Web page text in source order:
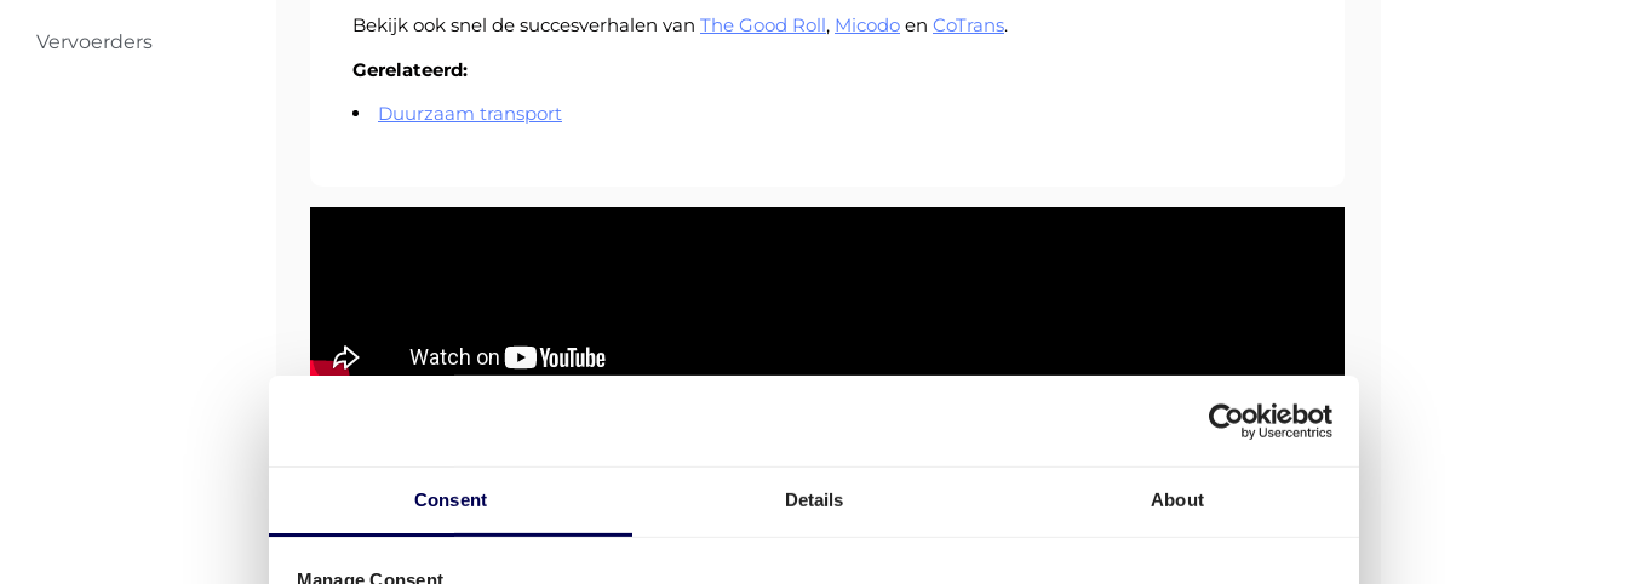
Consent Details About
Manage Consent
Vervoerders
Bekijk ook snel de succesverhalen van The Good Roll, Micodo en CoTrans.
Gerelateerd:
Duurzaam transport